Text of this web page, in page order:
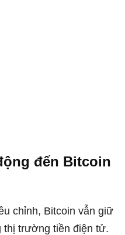
đến Bitcoin
chỉnh, Bitcoin vẫn giữ
thị trường tiền điện tử.